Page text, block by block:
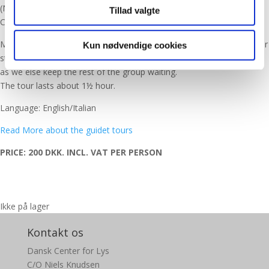
Tillad valgte
Kun nødvendige cookies
(No refund of the ticket if its less than 72 hours before the tour.
Contact us atinformation@centerforlys.dk)
Meeting place: Kayak Bar, Børskaj 12, København K. The guided tour
starts at 18.00. Come 15 minutes before, so we can leave precisely,
as we else keep the rest of the group waiting.
The tour lasts about 1½ hour.
Language: English/Italian
Read More about the guidet tours
PRICE: 200 DKK. INCL. VAT PER PERSON
Ikke på lager
Kontakt os
Dansk Center for Lys
C/O Niels Knudsen